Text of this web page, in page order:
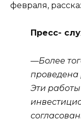
февраля,
Пресс-
—Более
проведена
Эти